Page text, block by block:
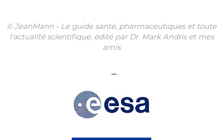
© JeanMann - Le guide santé, pharmaceutiques et toute
l'actualité scientifique, édité par Dr. Mark Andris et mes
amis